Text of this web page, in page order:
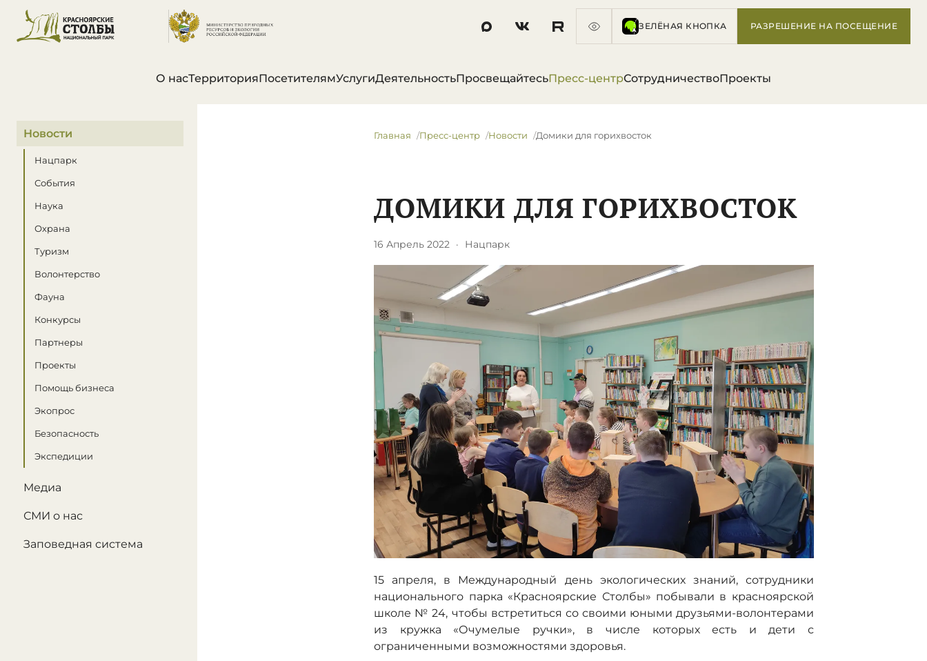
ЗЕЛЁНАЯ КНОПКА РАЗРЕШЕНИЕ НА ПОСЕЩЕНИЕ
О насТерриторияПосетителямУслугиДеятельностьПросвещайтесьПресс-центрСотрудничествоПроекты
В этом разделе
Новости
Нацпарк
События
Наука
Охрана
Туризм
Волонтерство
Фауна
Конкурсы
Партнеры
Проекты
Помощь бизнеса
Экопрос
Безопасность
Экспедиции
Медиа
СМИ о нас
Заповедная система
Главная Пресс-центр Новости ​Домики для горихвосток
​ДОМИКИ ДЛЯ ГОРИХВОСТОК
16 Апрель 2022 · Нацпарк
15 апреля, в Международный день экологических знаний, сотрудники
национального парка «Красноярские Столбы» побывали в красноярской
школе № 24, чтобы встретиться со своими юными друзьями-волонтерами
из кружка «Очумелые ручки», в числе которых есть и дети с
ограниченными возможностями здоровья.